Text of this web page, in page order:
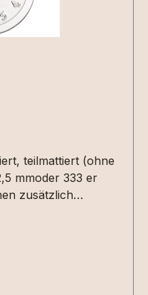
teilmattiert (ohne
mmoder 333 er
zusätzlich